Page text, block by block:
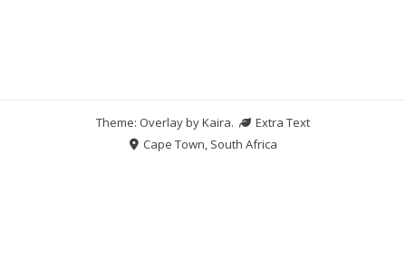
Theme: Overlay byKaira.
Extra Text
Cape Town, South Africa